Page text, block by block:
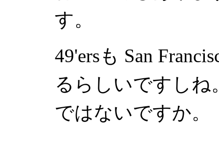
す。
49'ersも San
るらしいですしね
ではないですか。